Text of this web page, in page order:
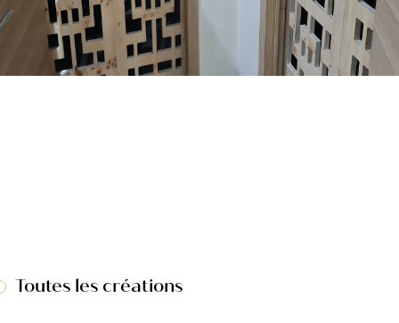
Toutes les créations